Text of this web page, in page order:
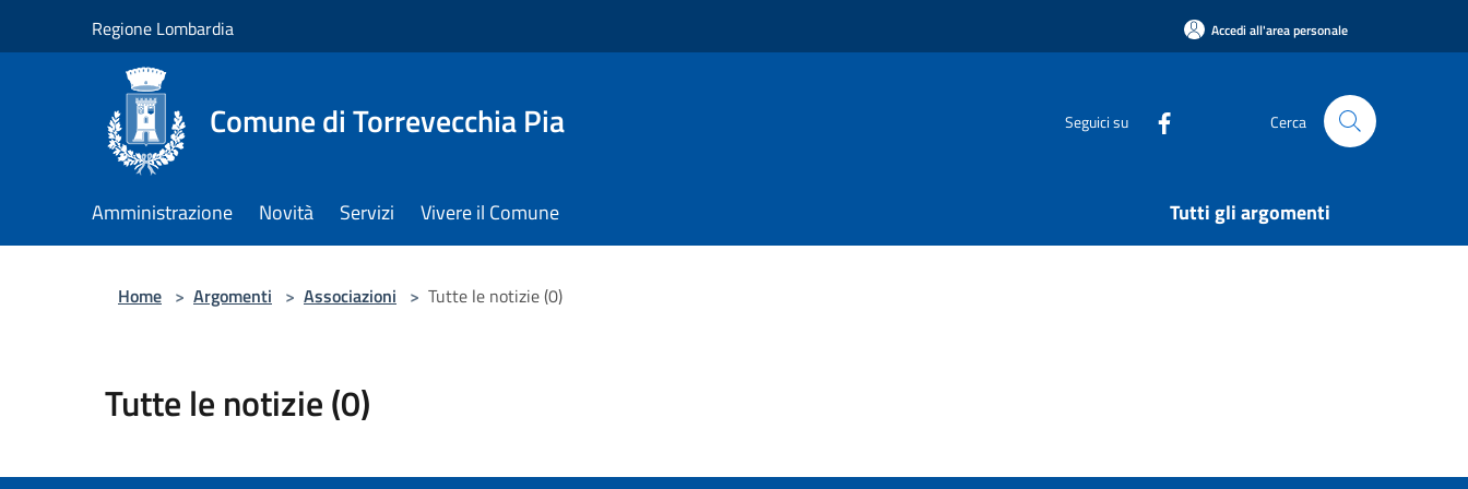
Regione Lombardia Accedi all'area personale
Comune di Torrevecchia Pia Seguici su Cerca
Amministrazione Novità Servizi Vivere il Comune Tutti gli argomenti
Home > Argomenti > Associazioni > Tutte le notizie (0)
Tutte le notizie (0)